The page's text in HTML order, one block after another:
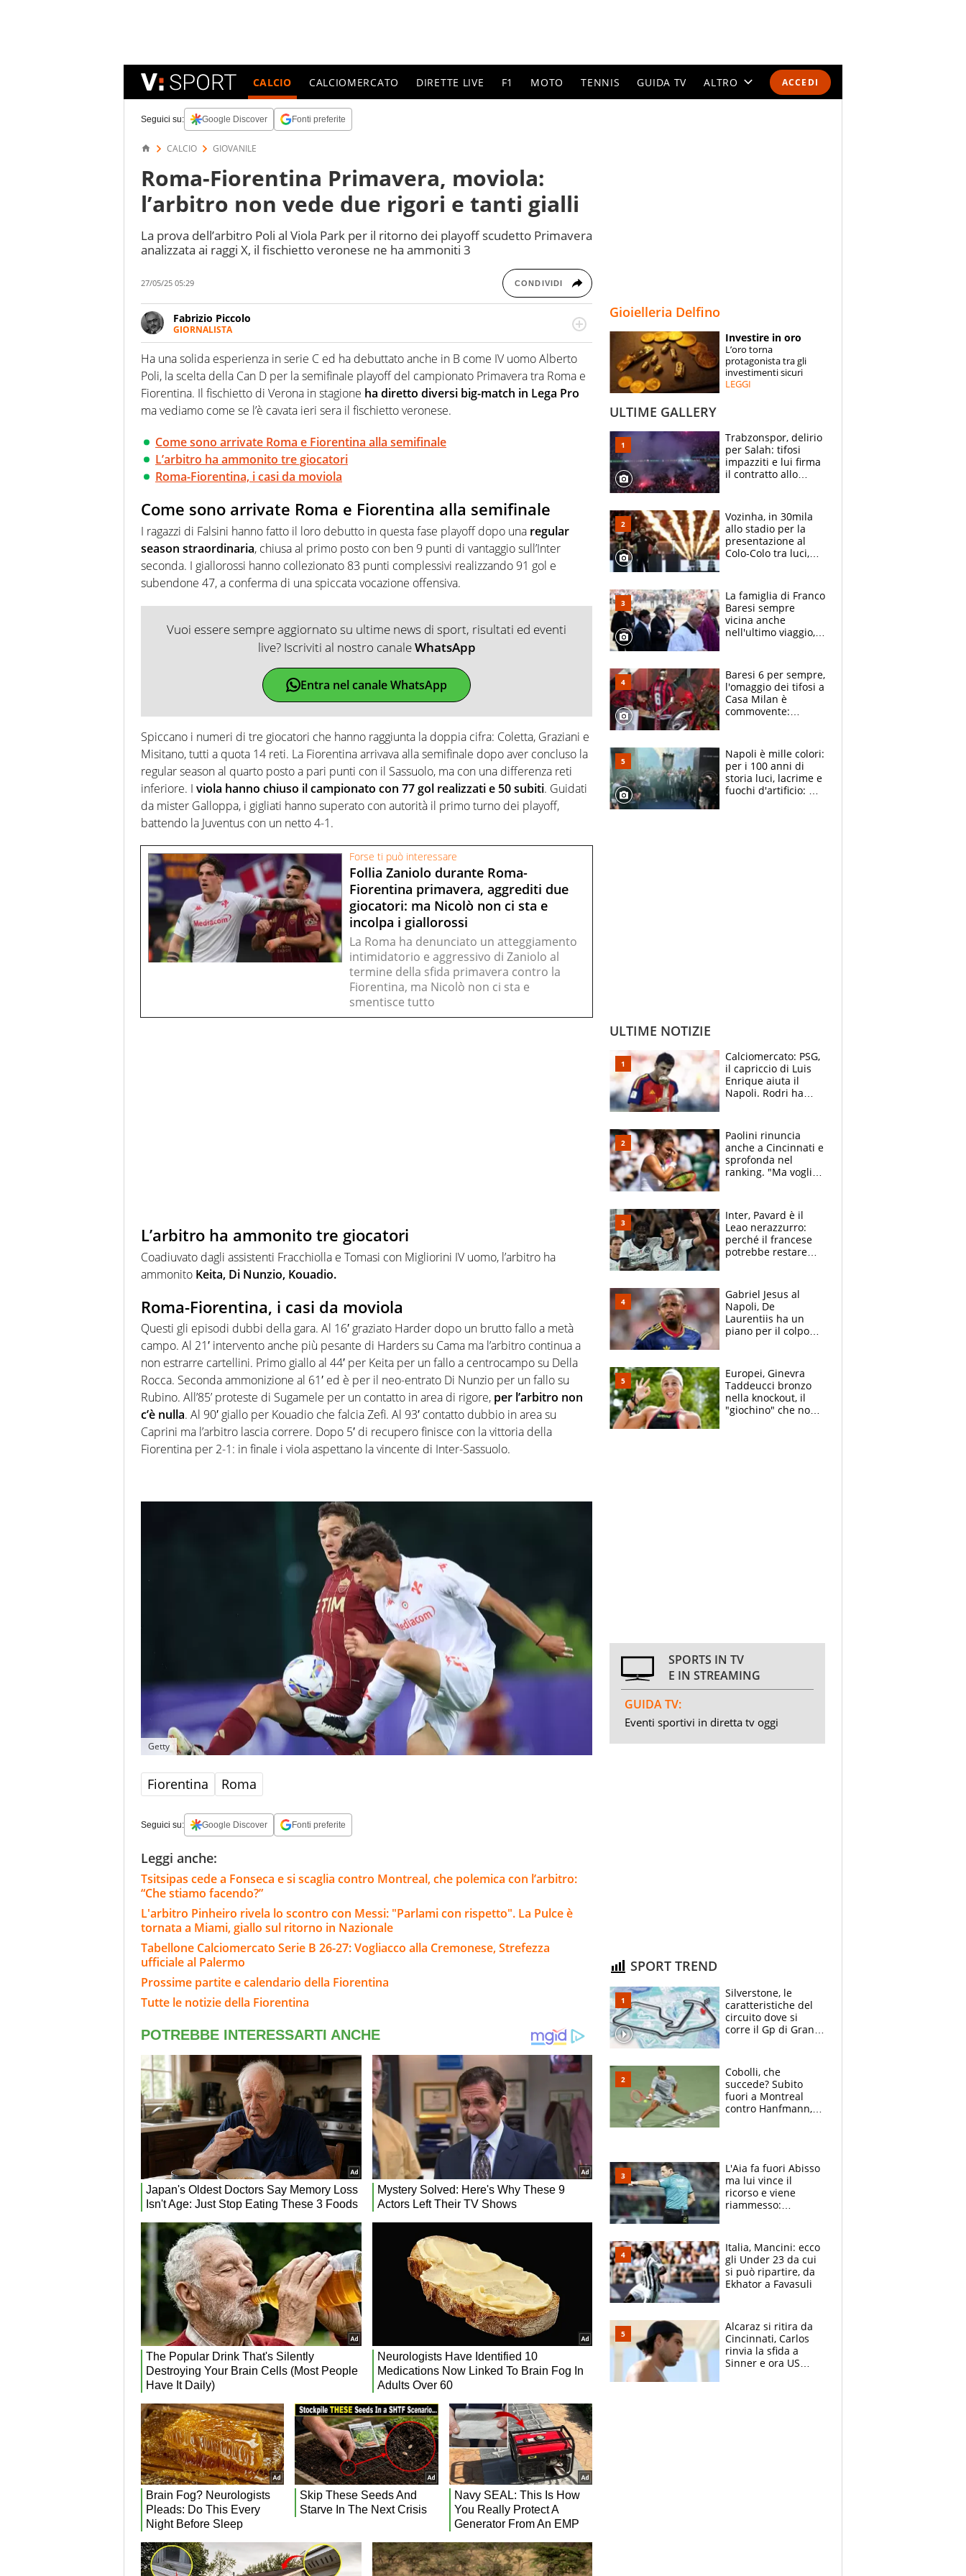
ACCEDI
CALCIO CALCIOMERCATO DIRETTE LIVE F1 MOTO TENNIS GUIDA TV ALTRO
SPECIALI
ESPERTI
Seguici su: Google Discover Fonti preferite
CALCIO GIOVANILE
Roma-Fiorentina Primavera, moviola:
l’arbitro non vede due rigori e tanti gialli
La prova dell’arbitro Poli al Viola Park per il ritorno dei playoff scudetto Primavera
analizzata ai raggi X, il fischietto veronese ne ha ammoniti 3
27/05/25 05:29 CONDIVIDI
Fabrizio Piccolo
GIORNALISTA
Nella sua carriera ha seguito numerose manifestazioni sportive e collaborato con
agenzie e testate. Esperienza, competenza, conoscenza e memoria storica. Si occupa
prevalentemente di calcio
Ha una solida esperienza in serie C ed ha debuttato anche in B come IV uomo Alberto
Poli, la scelta della Can D per la semifinale playoff del campionato Primavera tra Roma e
Fiorentina. Il fischietto di Verona in stagione ha diretto diversi big-match in Lega Pro
ma vediamo come se l’è cavata ieri sera il fischietto veronese.
Come sono arrivate Roma e Fiorentina alla semifinale
L’arbitro ha ammonito tre giocatori
Roma-Fiorentina, i casi da moviola
Come sono arrivate Roma e Fiorentina alla semifinale
I ragazzi di Falsini hanno fatto il loro debutto in questa fase playoff dopo una regular
season straordinaria, chiusa al primo posto con ben 9 punti di vantaggio sull’Inter
seconda. I giallorossi hanno collezionato 83 punti complessivi realizzando 91 gol e
subendone 47, a conferma di una spiccata vocazione offensiva.
Vuoi essere sempre aggiornato su ultime news di sport, risultati ed eventi
live? Iscriviti al nostro canaleWhatsApp
Entra nel canale WhatsApp
Spiccano i numeri di tre giocatori che hanno raggiunta la doppia cifra: Coletta, Graziani e
Misitano, tutti a quota 14 reti. La Fiorentina arrivava alla semifinale dopo aver concluso la
regular season al quarto posto a pari punti con il Sassuolo, ma con una differenza reti
inferiore. I viola hanno chiuso il campionato con 77 gol realizzati e 50 subiti. Guidati
da mister Galloppa, i gigliati hanno superato con autorità il primo turno dei playoff,
battendo la Juventus con un netto 4-1.
Forse ti può interessare
Follia Zaniolo durante Roma-
Fiorentina primavera, aggrediti due
giocatori: ma Nicolò non ci sta e
incolpa i giallorossi
La Roma ha denunciato un atteggiamento
intimidatorio e aggressivo di Zaniolo al
termine della sfida primavera contro la
Fiorentina, ma Nicolò non ci sta e
smentisce tutto
L’arbitro ha ammonito tre giocatori
Coadiuvato dagli assistenti Fracchiolla e Tomasi con Migliorini IV uomo, l’arbitro ha
ammonito Keita, Di Nunzio, Kouadio.
Roma-Fiorentina, i casi da moviola
Questi gli episodi dubbi della gara. Al 16′ graziato Harder dopo un brutto fallo a metà
campo. Al 21′ intervento anche più pesante di Harders su Cama ma l’arbitro continua a
non estrarre cartellini. Primo giallo al 44′ per Keita per un fallo a centrocampo su Della
Rocca. Seconda ammonizione al 61′ ed è per il neo-entrato Di Nunzio per un fallo su
Rubino. All’85’ proteste di Sugamele per un contatto in area di rigore, per l’arbitro non
c’è nulla. Al 90′ giallo per Kouadio che falcia Zefi. Al 93′ contatto dubbio in area su
Caprini ma l’arbitro lascia correre. Dopo 5′ di recupero finisce con la vittoria della
Fiorentina per 2-1: in finale i viola aspettano la vincente di Inter-Sassuolo.
Getty
Fiorentina Roma
Seguici su: Google Discover Fonti preferite
Leggi anche:
Tsitsipas cede a Fonseca e si scaglia contro Montreal, che polemica con l’arbitro:
“Che stiamo facendo?”
L'arbitro Pinheiro rivela lo scontro con Messi: "Parlami con rispetto". La Pulce è
tornata a Miami, giallo sul ritorno in Nazionale
Tabellone Calciomercato Serie B 26-27: Vogliacco alla Cremonese, Strefezza
ufficiale al Palermo
Prossime partite e calendario della Fiorentina
Tutte le notizie della Fiorentina
Gioielleria Delfino
Investire in oro
L’oro torna
protagonista tra gli
investimenti sicuri
LEGGI
ULTIME GALLERY
Trabzonspor, delirio
per Salah: tifosi
impazziti e lui firma
il contratto allo
Vozinha, in 30mila
allo stadio per la
presentazione al
Colo-Colo tra luci,
La famiglia di Franco
Baresi sempre
vicina anche
nell'ultimo viaggio,
circondati
dall'affetto dei tifosi
Baresi 6 per sempre,
l'omaggio dei tifosi a
Casa Milan è
commovente:
bigliettini
Napoli è mille colori:
per i 100 anni di
storia luci, lacrime e
fuochi d'artificio: De
ULTIME NOTIZIE
Calciomercato: PSG,
il capriccio di Luis
Enrique aiuta il
Napoli. Rodri ha
Fernandez
Paolini rinuncia
anche a Cincinnati e
sprofonda nel
ranking. "Ma voglio
Inter, Pavard è il
Leao nerazzurro:
perché il francese
potrebbe restare
Gabriel Jesus al
Napoli, De
Laurentiis ha un
piano per il colpo
Lucca
Europei, Ginevra
Taddeucci bronzo
nella knockout, il
"giochino" che non
SPORTS IN TV
E IN STREAMING
GUIDA TV:
Eventi sportivi in diretta tv oggi
SPORT TREND
Silverstone, le
caratteristiche del
circuito dove si
corre il Gp di Gran
Cobolli, che
succede? Subito
fuori a Montreal
contro Hanfmann,
L'Aia fa fuori Abisso
ma lui vince il
ricorso e viene
riammesso:
Italia, Mancini: ecco
gli Under 23 da cui
si può ripartire, da
Ekhator a Favasuli
Alcaraz si ritira da
Cincinnati, Carlos
rinvia la sfida a
Sinner e ora US